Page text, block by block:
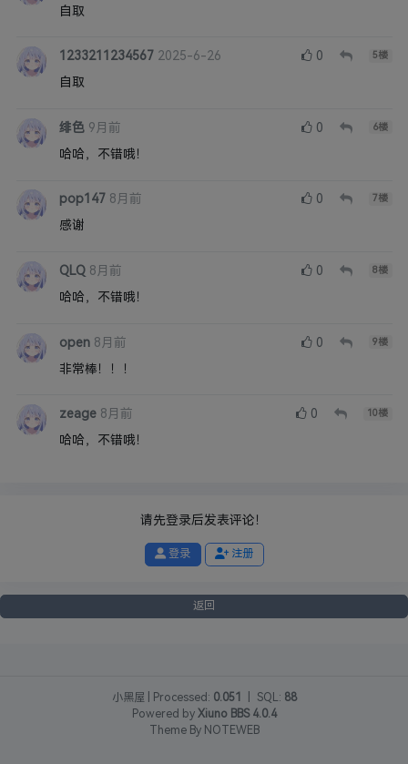
自取
1233211234567 2025-6-26 0 5楼
自取
绯色 9月前 0 6楼
哈哈，不错哦！
pop147 8月前 0 7楼
感谢
QLQ 8月前 0 8 楼
哈哈，不错哦！
open 8月前 0 9楼
非常棒！！！
zeage 8月前 0 10楼
哈哈，不错哦！
请先登录后发表评论！
登录 注册
返回
小黑屋 Processed: 0.051 SQL: 88
Powered by Xiuno BBS 4.0.4
Theme By NOTEWEB